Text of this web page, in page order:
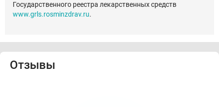
Государственного реестра лекарственных средств
www.grls.rosminzdrav.ru.
Отзывы